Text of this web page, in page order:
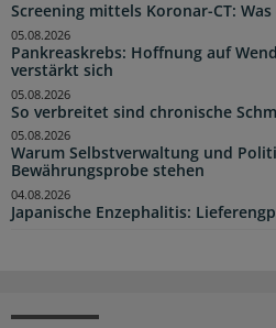
Screening mittels Koronar-CT:
Pankreaskrebs: Hoffnung auf
verstärkt sich
05.08.2026
So verbreitet sind chronische
05.08.2026
Warum Selbstverwaltung und
Bewährungsprobe stehen
05.08.2026
Japanische Enzephalitis:
04.08.2026